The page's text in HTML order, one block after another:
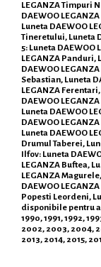
LEGANZA Timpuri
DAEWOO
Luneta DAEWOO
Tineretului, Luneta
5: Luneta DAEWOO
LEGANZA Panduri,
DAEWOO
Sebastian, Luneta
LEGANZA
DAEWOO
Luneta DAEWOO
DAEWOO
Luneta DAEWOO
Drumul Taberei,
Ilfov: Luneta
LEGANZA Buftea,
LEGANZA
DAEWOO
Popesti Leordeni,
disponibile pentru
1990, 1991, 1992,
2002, 2003, 2004,
2013, 2014, 2015,